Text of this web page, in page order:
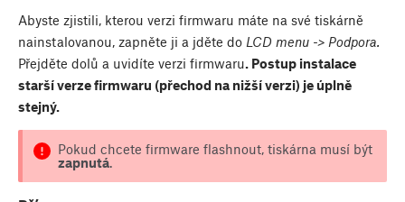
Abyste zjistili, kterou verzi firmwaru máte na své tiskárně
nainstalovanou, zapněte ji a jděte do LCD menu -> Podpora.
Přejděte dolů a uvidíte verzi firmwaru . Postup instalace
starší verze firmwaru (přechod na nižší verzi) je úplně
stejný.
Pokud chcete firmware flashnout, tiskárna musí být
zapnutá.